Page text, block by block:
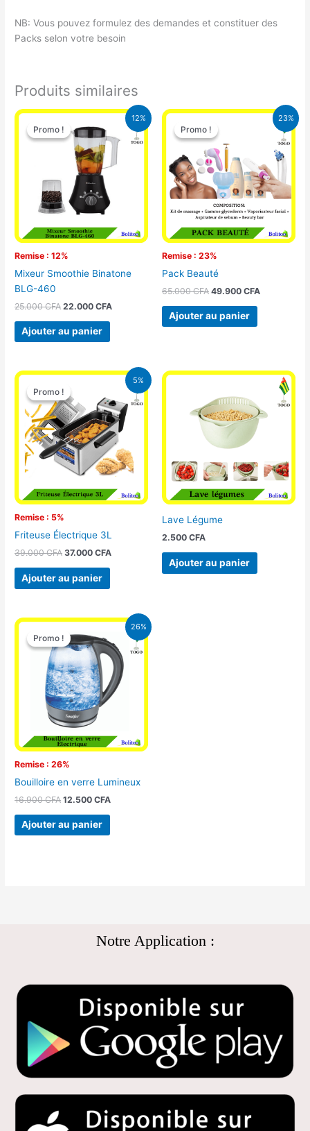
NB: Vous pouvez formulez des demandes et constituer des
Packs selon votre besoin
Produits similaires
12%
Promo !
Remise : 12%
Promo !
Mixeur Smoothie Binatone
BLG-460
25.000CFA
Le
prix
initial
était :
25.000 CFA.
22.000CFA
Le
prix
actuel
est :
Ajouter au panier
23%
Promo !
Remise : 23%
Promo !
Pack Beauté
65.000CFA
Le
prix
initial
était :
65.000 CFA.
49.900 CFA
Le
prix
actuel
49.900
Ajouter au panier
5%
Promo !
Remise : 5%
Promo !
Friteuse Électrique 3L
39.000CFA
Le
initial
était :
39.000 CFA.
37.000CFA
Le
prix
actuel
est :
37.000 CFA.
Ajouter au panier
Lave Légume
2.500 CFA
Ajouter au panier
26%
Promo !
Remise : 26%
Promo !
Bouilloire en verre Lumineux
16.900CFA
Le
prix
initial
16.900 CFA.
12.500CFA
Le
prix
actuel
est :
12.500 CFA.
Ajouter au panier
Notre Application :